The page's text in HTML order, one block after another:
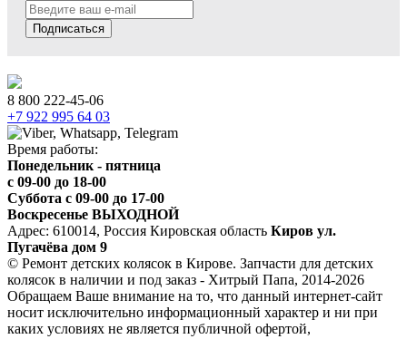
Подписаться
8 800 222-45-06
+7 922 995 64 03
Время работы:
Понедельник - пятница
c 09-00 до 18-00
Суббота с 09-00 до 17-00
Воскресенье ВЫХОДНОЙ
Адрес: 610014, Россия Кировская область Киров ул.
Пугачёва дом 9
© Ремонт детских колясок в Кирове. Запчасти для детских
колясок в наличии и под заказ - Хитрый Папа, 2014-2026
Обращаем Ваше внимание на то, что данный интернет-сайт
носит исключительно информационный характер и ни при
каких условиях не является публичной офертой,